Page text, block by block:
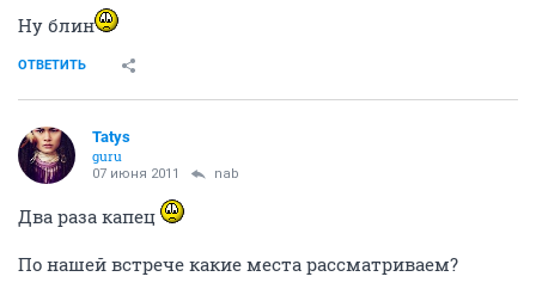
Ну блин
ОТВЕТИТЬ
Tatys
guru
07 июня 2011 nab
Два раза капец
По нашей встрече какие места рассматриваем?